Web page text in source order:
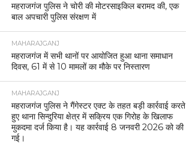
महराजगंज पुलिस ने चोरी की मोटरसाइकिल बरामद की, एक
बाल अपचारी पुलिस संरक्षण में
MAHARAJGANJ
महराजगंज में सभी थानों पर आयोजित हुआ थाना समाधान
दिवस, 61 में से 10 मामलों का मौके पर निस्तारण
MAHARAJGANJ
महराजगंज पुलिस ने गैंगेस्टर एक्ट के तहत बड़ी कार्रवाई करते
हुए थाना सिन्दुरिया क्षेत्र में सक्रिय एक गिरोह के खिलाफ
मुकदमा दर्ज किया है। यह कार्रवाई 8 जनवरी 2026 को की
गई।